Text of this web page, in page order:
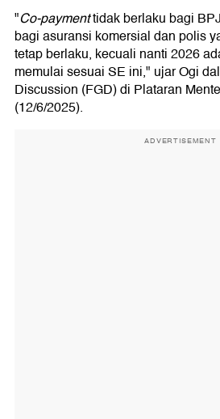
"Co-paymenttidak berlaku bagi
bagi asuransi komersial dan polis
tetap berlaku, kecuali nanti 2026
memulai sesuai SE ini," ujar Ogi
Discussion (FGD) di Plataran
(12/6/2025).
ADVERTISEMENT